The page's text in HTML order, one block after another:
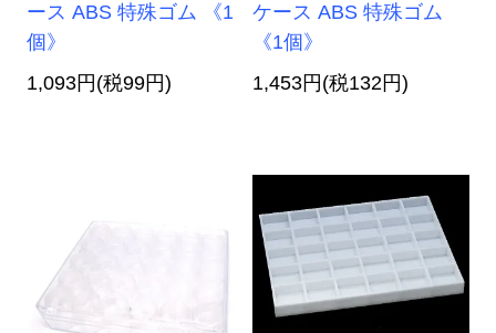
ース ABS 特殊ゴム 《1
個》
1,093円(税99円)
ケース ABS 特殊ゴム
《1個》
1,453円(税132円)